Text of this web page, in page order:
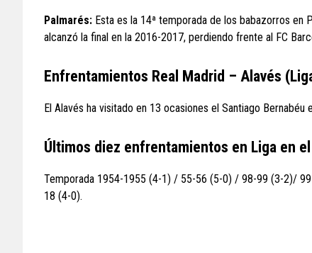
Palmarés: Esta es la 14ª temporada de los babazorros en
alcanzó la final en la 2016-2017, perdiendo frente al FC
Enfrentamientos Real Madrid – Alavés
El Alavés ha visitado en 13 ocasiones el Santiago
Últimos diez enfrentamientos en Liga en
Temporada 1954-1955 (4-1) / 55-56 (5-0) / 98-99 (3-2)/
18 (4-0).